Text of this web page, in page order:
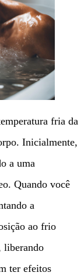
fria da
Inicialmente,
a uma
Quando você
a
ao frio
liberando
ter efeitos